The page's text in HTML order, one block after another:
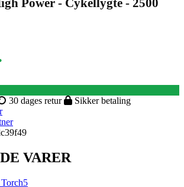
30 dages retur
Sikker betaling
VARER